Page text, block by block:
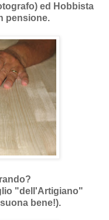
ed Hobbista
pensione.
"dell'Artigiano"
bene!).